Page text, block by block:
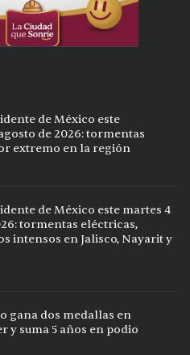
de México este
de 2026: tormentas
extremo en la región
de México este martes 4
tormentas eléctricas,
intensos en Jalisco, Nayarit y
gana dos medallas en
y suma 5 años en podio